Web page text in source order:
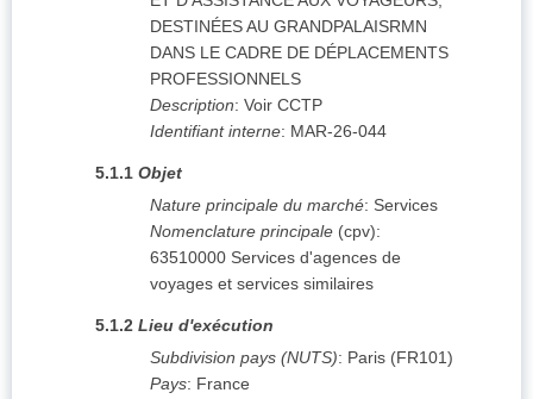
DESTINÉES AU GRANDPALAISRMN
DANS LE CADRE DE DÉPLACEMENTS
PROFESSIONNELS
Description: Voir CCTP
Identifiant interne: MAR-26-044
5.1.1 Objet
Nature principale du marché: Services
Nomenclature principale (cpv):
63510000 Services d'agences de
voyages et services similaires
5.1.2 Lieu d'exécution
Subdivision pays (NUTS): Paris (FR101)
Pays: France